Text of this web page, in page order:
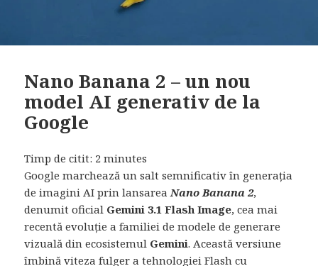
Nano Banana 2 – un nou
model AI generativ de la
Google
Timp de citit: 2 minutes
Google marchează un salt semnificativ în generația
de imagini AI prin lansarea Nano Banana 2,
denumit oficial Gemini 3.1 Flash Image, cea mai
recentă evoluție a familiei de modele de generare
vizuală din ecosistemul Gemini. Această versiune
îmbină viteza fulger a tehnologiei Flash cu